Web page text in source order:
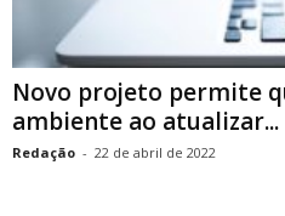
Novo projeto permite
ambiente ao atualizar...
Redação - 22 de abril de 2022